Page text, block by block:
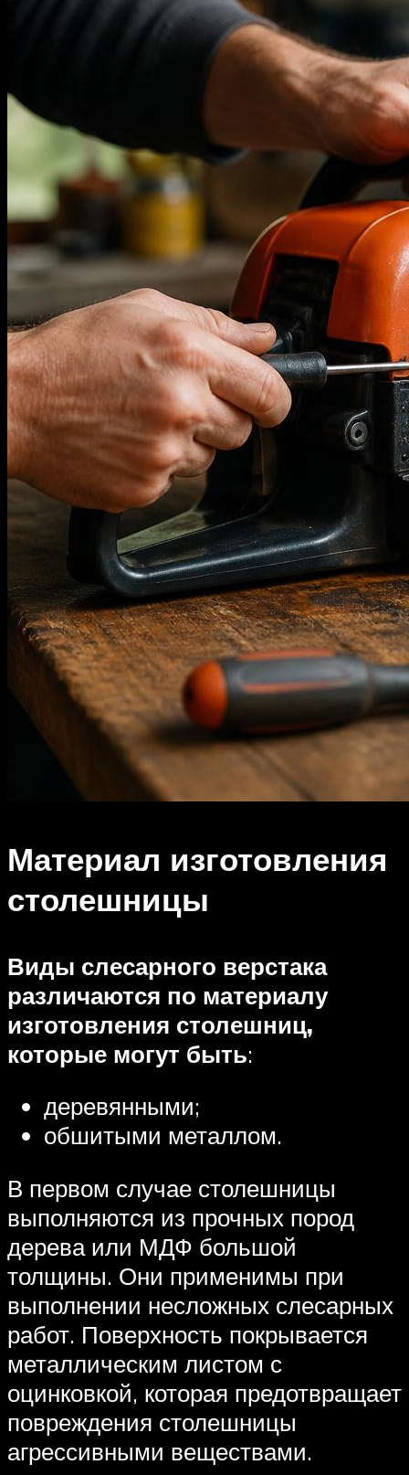
Материал изготовления
столешницы
Виды слесарного верстака
различаются по материалу
изготовления столешниц,
которые могут быть:
деревянными;
обшитыми металлом.
В первом случае столешницы
выполняются из прочных пород
дерева или МДФ большой
толщины. Они применимы при
выполнении несложных слесарных
работ. Поверхность покрывается
металлическим листом с
оцинковкой, которая предотвращает
повреждения столешницы
агрессивными веществами.